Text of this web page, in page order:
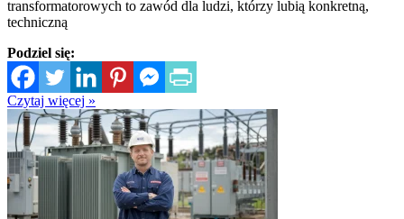
transformatorowych to zawód dla ludzi, którzy lubią konkretną,
techniczną
Podziel się:
Czytaj więcej »